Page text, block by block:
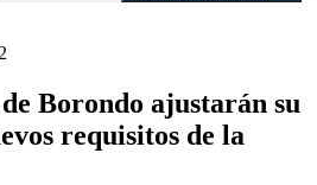
Borondo ajustarán su
requisitos de la